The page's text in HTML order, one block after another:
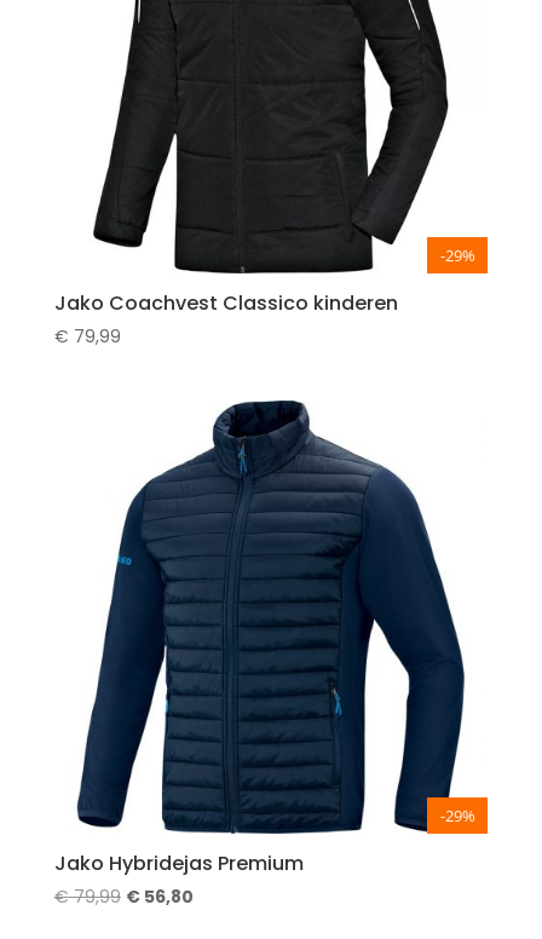
-29%
Jako Coachvest Classico kinderen
€ 79,99
-29%
Jako Hybridejas Premium
€79,99 Oorspronkelijke
€56,80Huidige